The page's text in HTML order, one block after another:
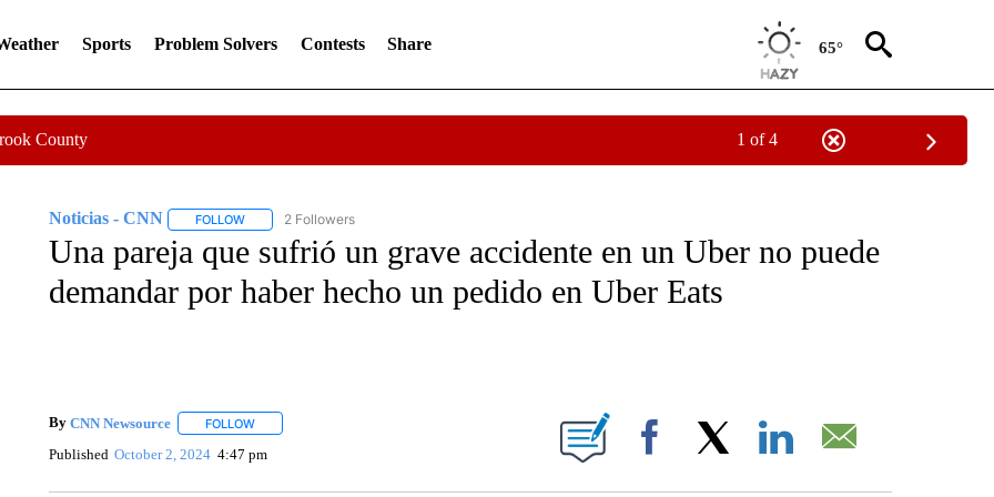
Sports Problem Solvers Contests Share 65°
County 1 of 4
Noticias - CNN FOLLOWFOLLOW "NOTICIAS - CNN" TO RECEIVE NOTIFICATIONS ABOUT NEW PAGES ON "NOTICIAS - CNN".
2 Followers
Una pareja que sufrió un grave accidente en un Uber no puede
demandar por haber hecho un pedido en Uber Eats
By CNN Newsource FOLLOWFOLLOW "" TO RECEIVE NOTIFICATIONS ABOUT NEW PAGES ON "".
Published October 2, 2024 4:47 pm Facebook